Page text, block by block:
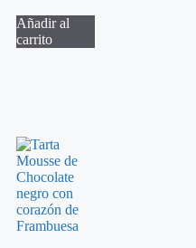
Añadir al
carrito